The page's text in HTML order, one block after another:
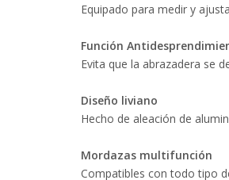
Equipado para medir y
Función
Evita que la abrazadera se
Diseño liviano
Hecho de aleación de
Mordazas multifunción
Compatibles con todo tipo